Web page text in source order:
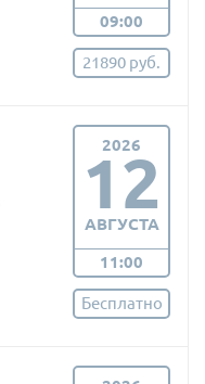
09:00
21890 руб.
2026
12
АВГУСТА
11:00
Бесплатно